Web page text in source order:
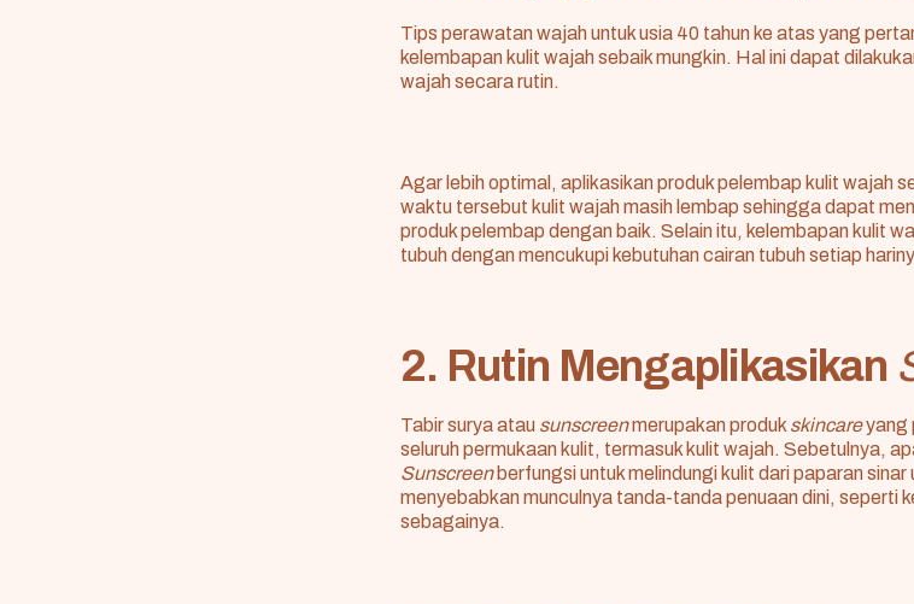
Tips perawatan wajah untuk usia 40 tahun ke atas yang
kelembapan kulit wajah sebaik mungkin. Hal ini dapat
wajah secara rutin.
Agar lebih optimal, aplikasikan produk pelembap kulit wajah
waktu tersebut kulit wajah masih lembap sehingga dapat
produk pelembap dengan baik. Selain itu, kelembapan kulit
tubuh dengan mencukupi kebutuhan cairan tubuh setiap
2. Rutin Mengaplikasikan
Tabir surya atau sunscreenmerupakan produk skincareyang
seluruh permukaan kulit, termasuk kulit wajah. Sebetulnya,
Sunscreen berfungsi untuk melindungi kulit dari paparan
menyebabkan munculnya tanda-tanda penuaan dini, seperti
sebagainya.